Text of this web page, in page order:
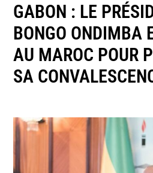
GABON : LE
BONGO ONDIMBA
AU MAROC POUR
SA